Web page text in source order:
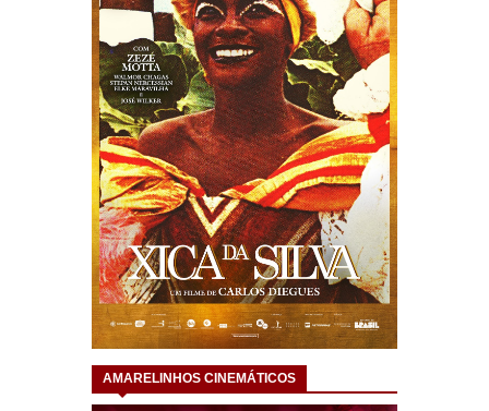
AMARELINHOS CINEMÁTICOS